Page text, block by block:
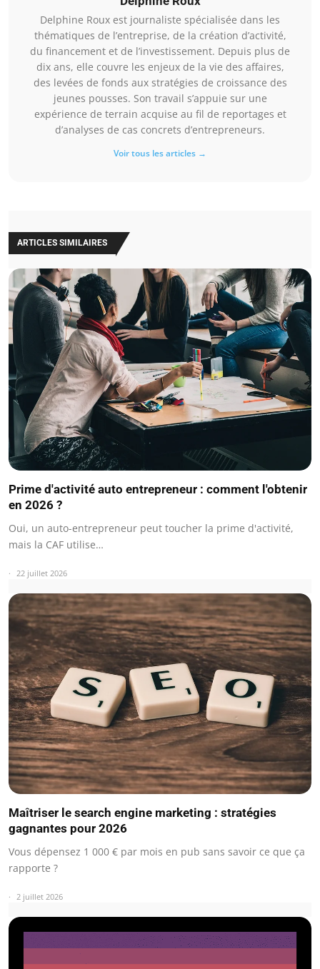
Delphine Roux est journaliste spécialisée dans les
thématiques de l’entreprise, de la création d’activité,
du financement et de l’investissement. Depuis plus de
dix ans, elle couvre les enjeux de la vie des affaires,
des levées de fonds aux stratégies de croissance des
jeunes pousses. Son travail s’appuie sur une
expérience de terrain acquise au fil de reportages et
d’analyses de cas concrets d’entrepreneurs.
Voir tous les articles →
ARTICLES SIMILAIRES
Prime d'activité auto entrepreneur : comment l'obtenir
en 2026 ?
Oui, un auto-entrepreneur peut toucher la prime d'activité,
mais la CAF utilise…
22 juillet 2026
Maîtriser le search engine marketing : stratégies
gagnantes pour 2026
Vous dépensez 1 000 € par mois en pub sans savoir ce que ça
rapporte ?
2 juillet 2026